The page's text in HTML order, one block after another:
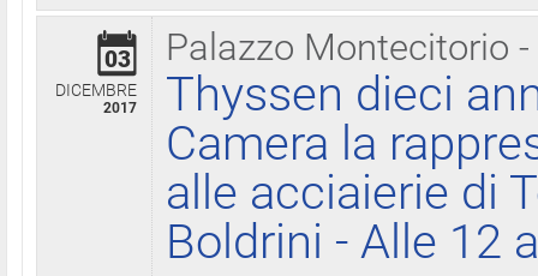
Palazzo Montecitorio
03
DICEMBRE
2017
Thyssen dieci
Camera la
alle acciaierie di
Boldrini - Alle 12